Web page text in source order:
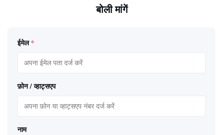
बोली मांगें
ईमेल *
फ़ोन / व्हाट्सएप
नाम